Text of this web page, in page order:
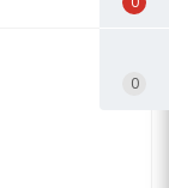
0